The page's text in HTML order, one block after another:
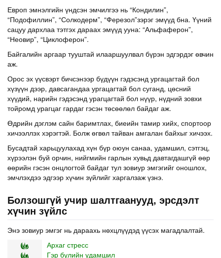
Европ эмнэлгийн үндсэн эмчилгээ нь “Кондилин”,
“Подофиллин”, “Солкодерм”, “Ферезол”зэрэг эмүүд бна. Үүний
сацуу дархлаа тэтгэх дараах эмүүд ууна: “Альфаферон”,
“Неовир”, “Циклоферон”.
Байгалийн аргаар тууштай илааршуулвал бүрэн эдгэрдэг өвчин
аж.
Орос эх үүсвэрт бичсэнээр бүдүүн гэдэсэнд ургацагтай бол
хүзүүн дээр, давсагандаа ургацагтай бол суганд, цөсний
хүүдий, нарийн гэдэсэнд урагцагтай бол нүүр, нүдний зовхи
тойромд урагцаг гардаг гэсэн төсөөлөл байдаг аж.
Өдрийн дэглэм сайн баримтлах, биеийн тамир хийх, спортоор
хичээллэх хэрэгтэй. Болж өгвөл тайван амгалан байхыг хичээх.
Бусадтай харьцуулахад хүн бүр оюун санаа, удамшил, сэтгэц,
хүрээлэн буй орчин, нийгмийн гарлын хувьд давтагдашгүй өөр
өөрийн гэсэн онцлогтой байдаг тул зовиур эмгэгийг оношлох,
эмчлэхдээ эдгээр хүчин зүйлийг харгалзаж үзнэ.
Болзошгүй учир шалтгаанууд, эрсдэлт
хүчин зүйлс
Энэ зовиур эмгэг нь дараахь нөхцлүүдэд үүсэх магадлалтай.
Архаг стресс
Гэр бүлийн удамшил